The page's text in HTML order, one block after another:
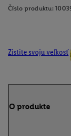
Číslo produktu:
Zistite svoju veľkosť
O produkte